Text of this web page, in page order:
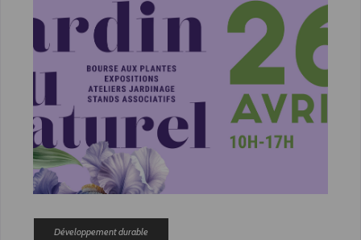
Développement durable